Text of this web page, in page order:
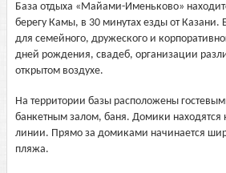
База отдыха «Майами-Именьково»
берегу Камы, в 30 минутах езды от Казани.
для семейного, дружеского и
дней рождения, свадеб, организации
открытом воздухе.
На территории базы расположены
банкетным залом, баня. Домики находятся
линии. Прямо за домиками начинается
пляжа.